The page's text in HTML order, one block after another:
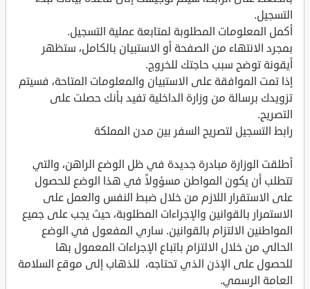
التسجيل.
أكمل المعلومات المطلوبة لمتابعة عملية التسجيل.
بمجرد الانتهاء من الصفحة أو الاستبيان بالكامل، ستظهر
أيقونة توضح سبب حاجتك للخروج.
إذا تمت الموافقة على الاستبيان والمعلومات المتاحة، فسيتم
تزويدك برسالة من وزارة الداخلية تفيد بأنك حصلت على
التصريح.
رابط التسجيل لتصريح السفر بين مدن المملكة
أطلقت الوزارة مبادرة جديدة في ظل الوضع الراهن، والتي
تتطلب أن يكون المواطن مسؤولاً في هذا الوضع للحصول
على الاستقرار اللازم من خلال ضبط النفس والعمل على
الاستمرار بالقوانين والإجراءات المطلوبة، حيث يجب على جميع
المواطنين الالتزام بالقوانين. ساري المفعول في الوضع
الحالي من خلال الالتزام باتباع الإجراءات المعمول بها
للحصول على الإذن الذي تحتاجه، للذهاب إلى موقع السلامة
العامة الرسمي.